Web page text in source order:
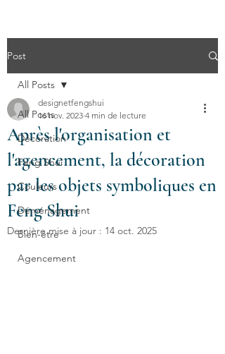
Post
All Posts
Décoration
Feng Shui
Couleurs
Déménagement
Bien-être
Agencement
All Posts
Après l'organisation et
l'agencement, la décoration
par les objets symboliques en
Feng Shui
designetfengshui
16 nov. 2023 4 min de lecture
Dernière mise à jour : 14 oct. 2025